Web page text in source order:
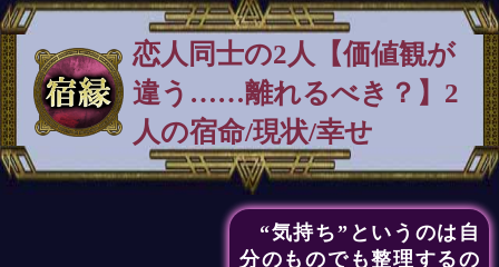
恋人同士の2人【価値観が
違う……離れるべき？】2
人の宿命/現状/幸せ
“気持ち”というのは自
分のものでも整理するの